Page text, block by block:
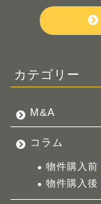
カテゴリー
M&A
コラム
物件購入前
物件購入後